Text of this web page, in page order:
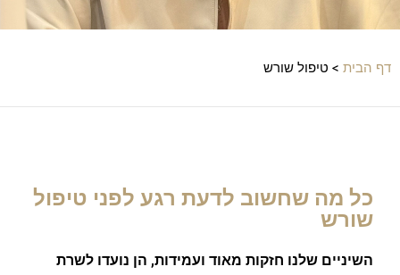
דף הבית > טיפול שורש
כל מה שחשוב לדעת רגע לפני טיפול
שורש
השיניים שלנו חזקות מאוד ועמידות, הן נועדו לשרת